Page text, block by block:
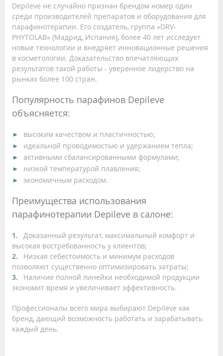
Depileve не случайно признан брендом номер один
среди производителей препаратов и оборудования для
парафинотерапии. Его создатель, группа «DRV-
PHYTOLAB» (Мадрид, Испания), более 40 лет исследует
новые технологии и внедряет инновационные решения
в косметологии. Доказательство впечатляющих
результатов такой работы - уверенное лидерство на
рынках более 100 стран.
Популярность парафинов Depileve
объясняется:
высоким качеством и пластичностью;
идеальной проводимостью и удержанием тепла;
активными сбалансированными формулами;
низкой температурой плавления;
экономичным расходом.
Преимущества использования
парафинотерапии Depileve в салоне:
Доказанный результат, максимальный комфорт и
высокая востребованность у клиентов;
Низкая себестоимость и минимум расходов
позволяют существенно оптимизировать затраты;
Наличие полной линейки необходимой продукции
экономит время и увеличивает эффективность.
Профессионалы всего мира выбирают Depileve как
бренд, дающий возможность работать и зарабатывать
каждый день.